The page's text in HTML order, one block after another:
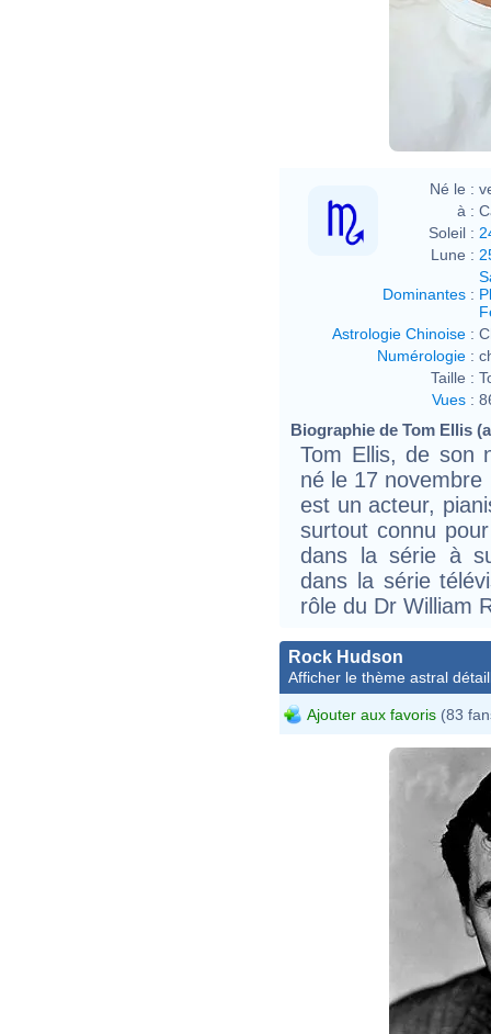
Né le :
à :
Soleil :
Lune :
Dominantes :
Astrologie Chinoise :
Numérologie :
Taille :
Vues :
Biographie de Tom Ellis
Tom Ellis, de son
né le 17
est un acteur,
surtout connu
dans la série à
dans la série
rôle du Dr William
Rock Hudson
Afficher le thème astral
Ajouter aux favoris (83